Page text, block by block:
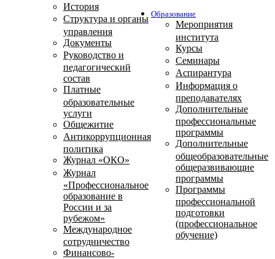
История
Структура и органы
управления
Документы
Руководство и
педагогический
состав
Платные
образовательные
услуги
Общежитие
Антикоррупционная
политика
Журнал «ОКО»
Журнал
«Профессиональное
образование в
России и за
рубежом»
Международное
сотрудничество
Финансово-
Образование
Мероприятия
института
Курсы
Семинары
Аспирантура
Информация о
преподавателях
Дополнительные
профессиональные
программы
Дополнительные
общеобразовательные
общеразвивающие
программы
Программы
профессиональной
подготовки
(профессиональное
обучение)